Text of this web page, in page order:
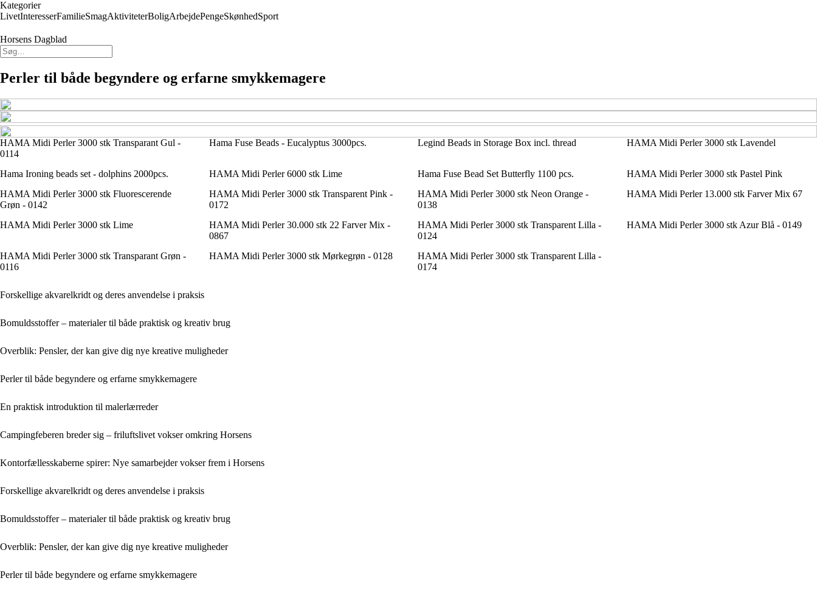
Kategorier
LivetInteresserFamilieSmagAktiviteterBoligArbejdePengeSkønhedSport
Horsens Dagblad
Perler til både begyndere og erfarne smykkemagere
HAMA Midi Perler 3000 stk Transparant Gul -
0114
Hama Fuse Beads - Eucalyptus 3000pcs. Legind Beads in Storage Box incl. thread HAMA Midi Perler 3000 stk Lavendel
Hama Ironing beads set - dolphins 2000pcs. HAMA Midi Perler 6000 stk Lime Hama Fuse Bead Set Butterfly 1100 pcs.
HAMA Midi Perler 3000 stk Pastel Pink
HAMA Midi Perler 3000 stk Fluorescerende
Grøn - 0142
HAMA Midi Perler 3000 stk Transparent Pink -
0172
HAMA Midi Perler 3000 stk Neon Orange -
0138
HAMA Midi Perler 13.000 stk Farver Mix 67
HAMA Midi Perler 3000 stk Lime
HAMA Midi Perler 30.000 stk 22 Farver Mix -
0867
HAMA Midi Perler 3000 stk Transparent Lilla -
0124
HAMA Midi Perler 3000 stk Azur Blå - 0149
HAMA Midi Perler 3000 stk Transparant Grøn -
0116
HAMA Midi Perler 3000 stk Mørkegrøn - 0128
HAMA Midi Perler 3000 stk Transparent Lilla -
0174
Forskellige akvarelkridt og deres anvendelse i praksis
Bomuldsstoffer – materialer til både praktisk og kreativ brug
Overblik: Pensler, der kan give dig nye kreative muligheder
Perler til både begyndere og erfarne smykkemagere
En praktisk introduktion til malerlærreder
Campingfeberen breder sig – friluftslivet vokser omkring Horsens
Kontorfællesskaberne spirer: Nye samarbejder vokser frem i Horsens
Forskellige akvarelkridt og deres anvendelse i praksis
Bomuldsstoffer – materialer til både praktisk og kreativ brug
Overblik: Pensler, der kan give dig nye kreative muligheder
Perler til både begyndere og erfarne smykkemagere